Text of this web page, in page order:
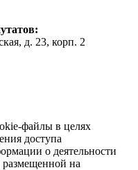
д. 23, корп. 2
файлы в целях
доступа
о деятельности
размещенной на